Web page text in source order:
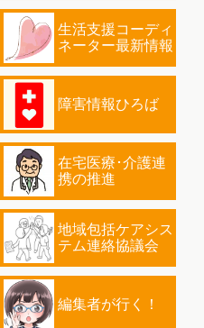
生活支援コーディ
ネーター最新情報
障害情報ひろば
在宅医療･介護連
携の推進
地域包括ケアシス
テム連絡協議会
編集者が行く！